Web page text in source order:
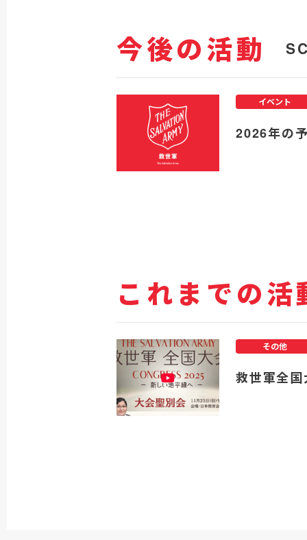
今後の活動
2026年の
イベント
これまでの活
救世軍全
その他